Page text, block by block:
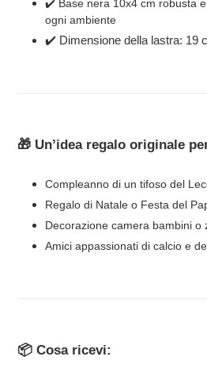
✔️ Base nera 10x4 cm robusta
ogni ambiente
✔️ Dimensione della lastra: 19
🎁 Un’idea regalo originale
Compleanno di un tifoso del
Regalo di Natale o Festa del
Decorazione camera bambini o
Amici appassionati di calcio e
📦 Cosa ricevi: